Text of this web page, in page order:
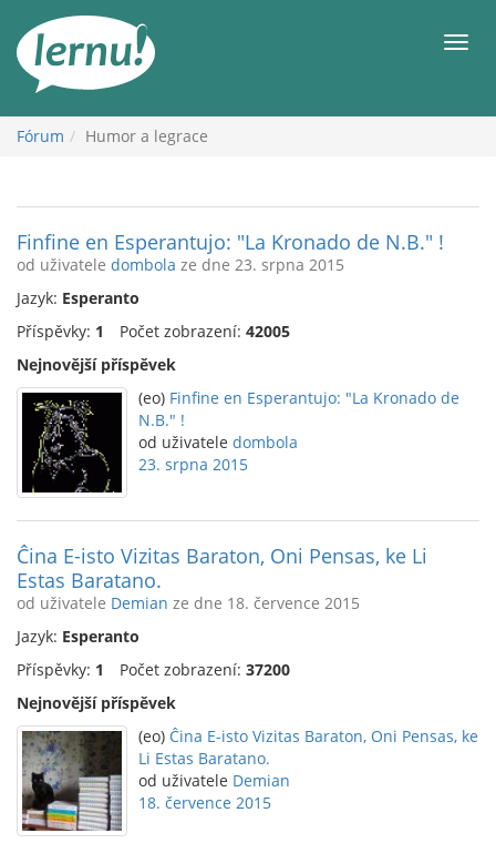
obsahu
Fórum Humor a legrace
Finfine en Esperantujo: "La Kronado de N.B." !
od uživatele dombola ze dne 23. srpna 2015
Jazyk: Esperanto
Příspěvky: 1 Počet zobrazení: 42005
Nejnovější příspěvek
(eo) Finfine en Esperantujo: "La Kronado de
N.B." !
od uživatele dombola
23. srpna 2015
Ĉina E-isto Vizitas Baraton, Oni Pensas, ke Li
Estas Baratano.
od uživatele Demian ze dne 18. července 2015
Jazyk: Esperanto
Příspěvky: 1 Počet zobrazení: 37200
Nejnovější příspěvek
(eo) Ĉina E-isto Vizitas Baraton, Oni Pensas, ke
Li Estas Baratano.
od uživatele Demian
18. července 2015